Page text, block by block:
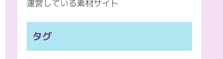
運営している素材サイト
タグ